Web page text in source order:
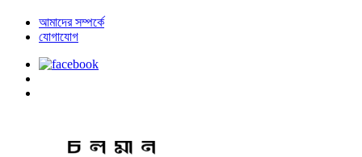
আমাদের সম্পর্কে
যোগাযোগ